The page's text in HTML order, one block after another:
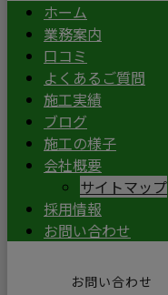
ホーム
業務案内
口コミ
よくあるご質問
施工実績
ブログ
施工の様子
会社概要
サイトマップ
採用情報
お問い合わせ
お問い合わせ